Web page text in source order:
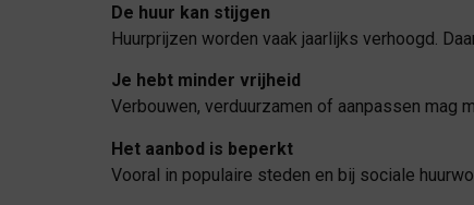
De huur kan stijgen
Huurprijzen worden vaak jaarlijks verhoogd.
Je hebt minder vrijheid
Verbouwen, verduurzamen of aanpassen mag
Het aanbod is beperkt
Vooral in populaire steden en bij sociale